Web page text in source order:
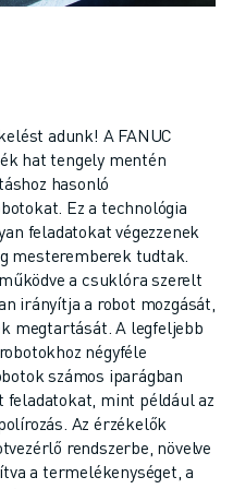
ROBOTOK
adunk! A FANUC
hat tengely mentén
hasonló
Ez a technológia
feladatokat végezzenek
mesteremberek tudtak.
a csuklóra szerelt
irányítja a robot mozgását,
megtartását. A legfeljebb
négyféle
számos iparágban
mint például az
Az érzékelők
rendszerbe, növelve
a termelékenységet, a